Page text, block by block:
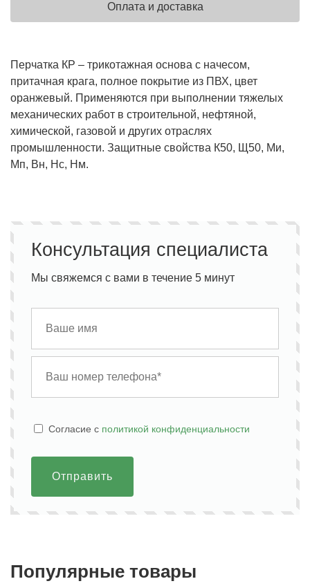
Оплата и доставка
Перчатка КР – трикотажная основа с начесом,
притачная крага, полное покрытие из ПВХ, цвет
оранжевый. Применяются при выполнении тяжелых
механических работ в строительной, нефтяной,
химической, газовой и других отраслях
промышленности. Защитные свойства К50, Щ50, Ми,
Мп, Вн, Нс, Нм.
Консультация специалиста
Мы свяжемся с вами в течение 5 минут
Cогласие с политикой конфиденциальности
Отправить
Популярные товары